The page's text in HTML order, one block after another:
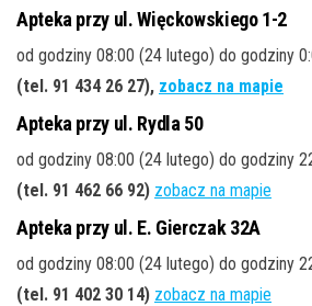
Apteka przy ul. Więckowskiego 1-2
od godziny 08:00 (24 lutego) do godziny
(tel. 91 434 26 27), zobacz na mapie
Apteka przy ul. Rydla 50
od godziny 08:00 (24 lutego) do godziny
(tel. 91 462 66 92) zobacz na mapie
Apteka przy ul. E. Gierczak 32A
od godziny 08:00 (24 lutego) do godziny
(tel. 91 402 30 14) zobacz na mapie